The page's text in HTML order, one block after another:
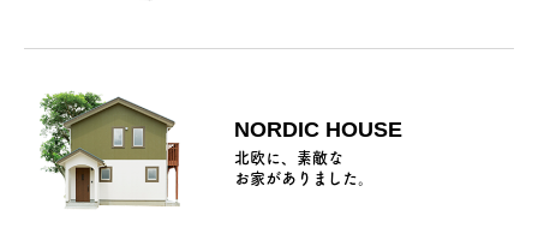
NORDIC HOUSE
北欧に、素敵な
お家がありました。